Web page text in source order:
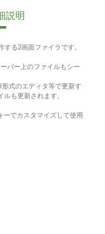
説明
する2画面ファイラです。
バー上のファイルもシー
式のエディタ等で更新す
も更新されます。
ーでカスタマイズして使用